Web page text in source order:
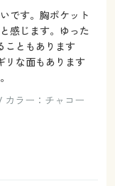
です。胸ポケット
感じます。ゆった
こともあります
リな面もあります
カラー：チャコー